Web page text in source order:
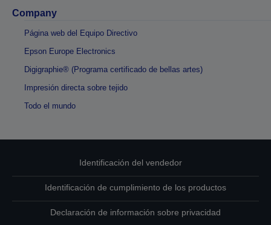
Company
Página web del Equipo Directivo
Epson Europe Electronics
Digigraphie® (Programa certificado de bellas artes)
Impresión directa sobre tejido
Todo el mundo
Identificación del vendedor
Identificación de cumplimiento de los productos
Declaración de información sobre privacidad